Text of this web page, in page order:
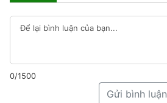
0/1500
Gửi bình luận